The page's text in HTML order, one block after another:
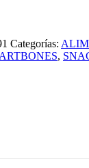
Categorías:
,